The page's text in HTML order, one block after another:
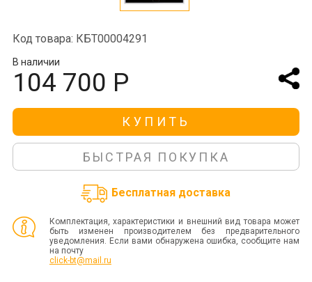
Код товара: КБТ00004291
В наличии
104 700 Р
КУПИТЬ
БЫСТРАЯ ПОКУПКА
Бесплатная доставка
Комплектация, характеристики и внешний вид товара может
быть изменен производителем без предварительного
уведомления. Если вами обнаружена ошибка, сообщите нам
на почту
click-bt@mail.ru